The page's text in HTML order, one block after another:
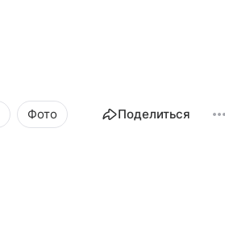
Фото Поделиться